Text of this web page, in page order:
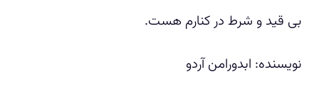
بی قید و شرط در کنارم هست.
نویسنده: ابدورامن آردو